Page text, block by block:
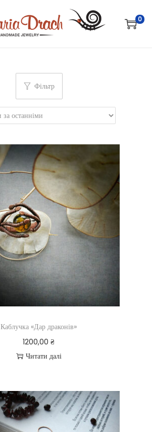
0
Фільтр
Каблучка «Дар драконів»
1200,00₴
Читати далі